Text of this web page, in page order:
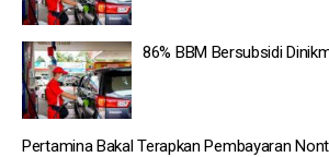
86% BBM Bersubsidi
Pertamina Bakal Terapkan Pembayaran